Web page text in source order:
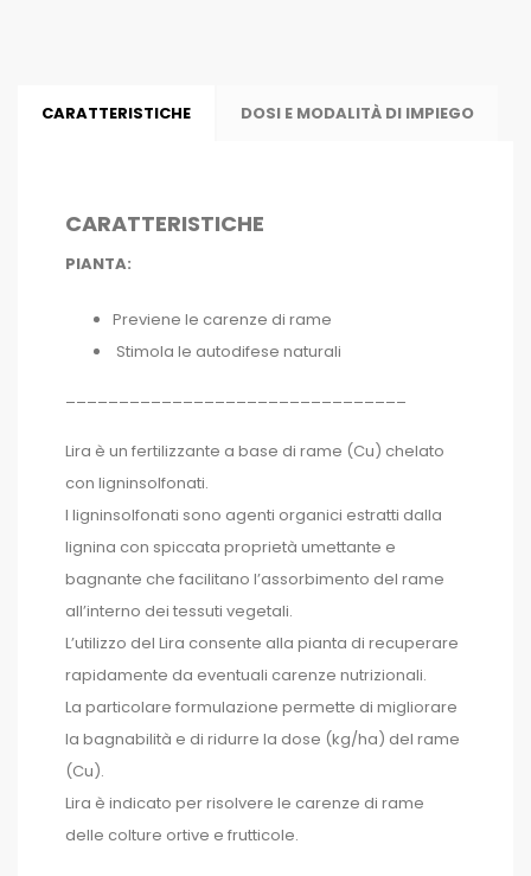
CARATTERISTICHE DOSI E MODALITÀ DI IMPIEGO
CARATTERISTICHE
PIANTA:
Previene le carenze di rame
Stimola le autodifese naturali
Lira è un fertilizzante a base di rame (Cu) chelato
con ligninsolfonati.
I ligninsolfonati sono agenti organici estratti dalla
lignina con spiccata proprietà umettante e
bagnante che facilitano l’assorbimento del rame
all’interno dei tessuti vegetali.
L’utilizzo del Lira consente alla pianta di recuperare
rapidamente da eventuali carenze nutrizionali.
La particolare formulazione permette di migliorare
la bagnabilità e di ridurre la dose (kg/ha) del rame
(Cu).
Lira è indicato per risolvere le carenze di rame
delle colture ortive e frutticole.